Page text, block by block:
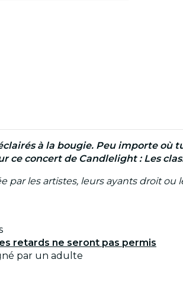
à la bougie. Peu importe où
concert de Candlelight : Les
les artistes, leurs ayants droit ou
retards ne seront pas permis
par un adulte